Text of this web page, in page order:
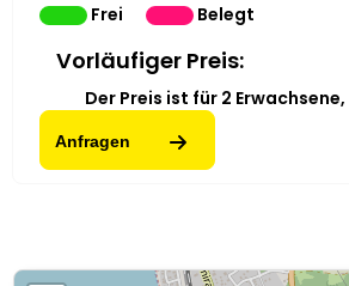
Frei
Belegt
Vorläufiger Preis:
Der Preis ist für 2 Erwachsene,
Anfragen